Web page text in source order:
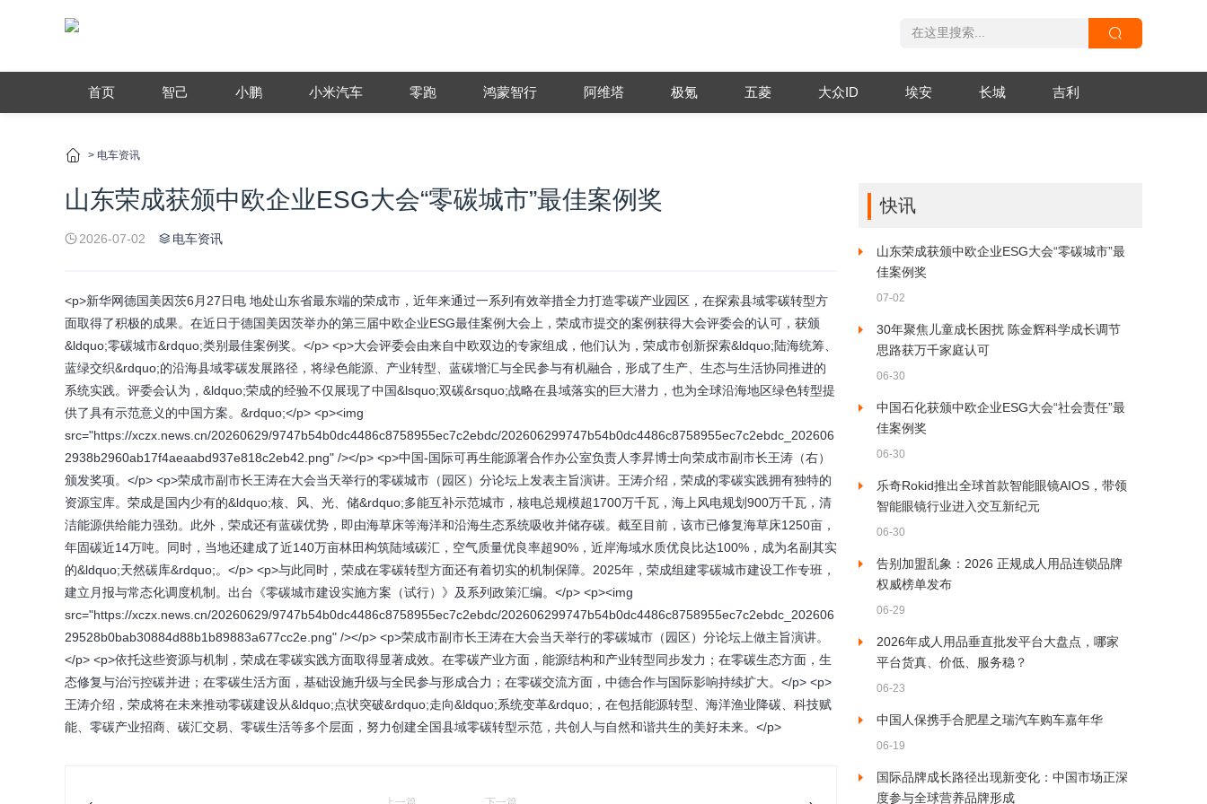
首页 智己 小鹏 小米汽车 零跑 鸿蒙智行 阿维塔 极氪 五菱 大众ID 埃安 长城 吉利
> 电车资讯
山东荣成获颁中欧企业ESG大会“零碳城市”最佳案例奖
2026-07-02 电车资讯
<p>新华网德国美因茨6月27日电 地处山东省最东端的荣成市，近年来通过一系列有效举措全力打造零碳产业园区，在探索县域零碳转型方
面取得了积极的成果。在近日于德国美因茨举办的第三届中欧企业ESG最佳案例大会上，荣成市提交的案例获得大会评委会的认可，获颁
&ldquo;零碳城市&rdquo;类别最佳案例奖。</p> <p>大会评委会由来自中欧双边的专家组成，他们认为，荣成市创新探索&ldquo;陆海统筹、
蓝绿交织&rdquo;的沿海县域零碳发展路径，将绿色能源、产业转型、蓝碳增汇与全民参与有机融合，形成了生产、生态与生活协同推进的
系统实践。评委会认为，&ldquo;荣成的经验不仅展现了中国&lsquo;双碳&rsquo;战略在县域落实的巨大潜力，也为全球沿海地区绿色转型提
供了具有示范意义的中国方案。&rdquo;</p> <p><img
src="https://xczx.news.cn/20260629/9747b54b0dc4486c8758955ec7c2ebdc/202606299747b54b0dc4486c8758955ec7c2ebdc_202606
2938b2960ab17f4aeaabd937e818c2eb42.png" /></p> <p>中国-国际可再生能源署合作办公室负责人李昇博士向荣成市副市长王涛（右）
颁发奖项。</p> <p>荣成市副市长王涛在大会当天举行的零碳城市（园区）分论坛上发表主旨演讲。王涛介绍，荣成的零碳实践拥有独特的
资源宝库。荣成是国内少有的&ldquo;核、风、光、储&rdquo;多能互补示范城市，核电总规模超1700万千瓦，海上风电规划900万千瓦，清
洁能源供给能力强劲。此外，荣成还有蓝碳优势，即由海草床等海洋和沿海生态系统吸收并储存碳。截至目前，该市已修复海草床1250亩，
年固碳近14万吨。同时，当地还建成了近140万亩林田构筑陆域碳汇，空气质量优良率超90%，近岸海域水质优良比达100%，成为名副其实
的&ldquo;天然碳库&rdquo;。</p> <p>与此同时，荣成在零碳转型方面还有着切实的机制保障。2025年，荣成组建零碳城市建设工作专班，
建立月报与常态化调度机制。出台《零碳城市建设实施方案（试行）》及系列政策汇编。</p> <p><img
src="https://xczx.news.cn/20260629/9747b54b0dc4486c8758955ec7c2ebdc/202606299747b54b0dc4486c8758955ec7c2ebdc_202606
29528b0bab30884d88b1b89883a677cc2e.png" /></p> <p>荣成市副市长王涛在大会当天举行的零碳城市（园区）分论坛上做主旨演讲。
</p> <p>依托这些资源与机制，荣成在零碳实践方面取得显著成效。在零碳产业方面，能源结构和产业转型同步发力；在零碳生态方面，生
态修复与治污控碳并进；在零碳生活方面，基础设施升级与全民参与形成合力；在零碳交流方面，中德合作与国际影响持续扩大。</p> <p>
王涛介绍，荣成将在未来推动零碳建设从&ldquo;点状突破&rdquo;走向&ldquo;系统变革&rdquo;，在包括能源转型、海洋渔业降碳、科技赋
能、零碳产业招商、碳汇交易、零碳生活等多个层面，努力创建全国县域零碳转型示范，共创人与自然和谐共生的美好未来。</p>
快讯
山东荣成获颁中欧企业ESG大会“零碳城市”最
佳案例奖
07-02
30年聚焦儿童成长困扰 陈金辉科学成长调节
思路获万千家庭认可
06-30
中国石化获颁中欧企业ESG大会“社会责任”最
佳案例奖
06-30
乐奇Rokid推出全球首款智能眼镜AIOS，带领
智能眼镜行业进入交互新纪元
06-30
告别加盟乱象：2026 正规成人用品连锁品牌
权威榜单发布
06-29
2026年成人用品垂直批发平台大盘点，哪家
平台货真、价低、服务稳？
06-23
中国人保携手合肥星之瑞汽车购车嘉年华
06-19
国际品牌成长路径出现新变化：中国市场正深
度参与全球营养品牌形成